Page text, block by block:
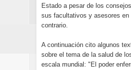
Estado a pesar de los
sus facultativos y asesores en
contrario.
A continuación cito algunos
sobre el tema de la salud de
escala mundial: "El poder